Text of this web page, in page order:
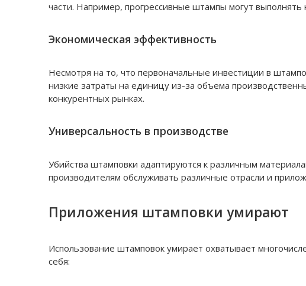
части. Например, прогрессивные штампы могут
Экономическая эффективность
Несмотря на то, что первоначальные инвестиции в
низкие затраты на единицу из-за объема
конкурентных рынках.
Универсальность в производстве
Убийства штамповки адаптируются к различным
производителям обслуживать различные отрасли и
Приложения штамповки умирают
Использование штамповок умирает охватывает
себя: